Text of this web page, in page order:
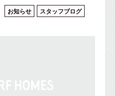
お知らせ スタッフブログ